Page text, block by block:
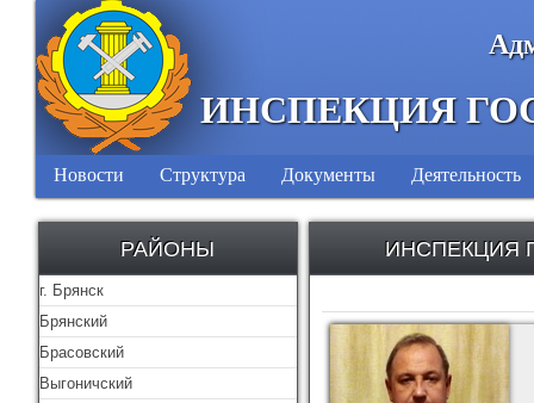
ИНСПЕКЦИЯ
Новости Структура Документы Деятельность
РАЙОНЫ
г. Брянск
Брянский
Брасовский
Выгоничский
ИНСПЕКЦИЯ